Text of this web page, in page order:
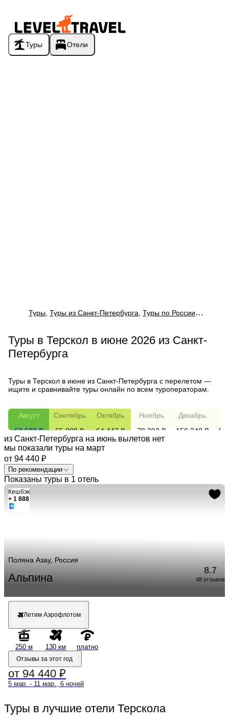
Туры Отели
Туры Туры из Санкт-Петербурга Туры по России из Санкт-Петербурга
Туры в Терскол в июне 2026 из Санкт-
Петербурга
Туры в Терскол в июне из Санкт-Петербурга с перелетом —
ищите и сравнивайте туры онлайн по всем туроператорам.
Август
62 503 ₽
Сентябрь
65 009 ₽
Октябрь
64 447 ₽
Ноябрь
78 293 ₽
Декабрь
150 240 ₽
94
из Санкт-Петербурга на июнь вылетов нет
мы показали туры на март
от 94 440 ₽
По рекомендации
Показаны туры в 1 отель
Кешбэк
+ 1 888
Поляна Азау, Россия
Альпина
8.7
48 отзывов
Летим Аэрофлотом
250 м 130 км платно
Отзывы за этот год
от 94 440 ₽
5 мар. - 11 мар., 6 ночей
Туры в лучшие отели Терскола